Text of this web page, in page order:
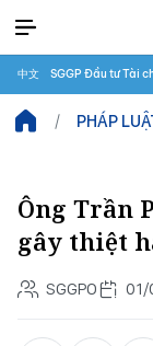
中文 SGGP Đầu tư Tài
PHÁP
Ông Trần
gây thiệt
SGGPO 01/